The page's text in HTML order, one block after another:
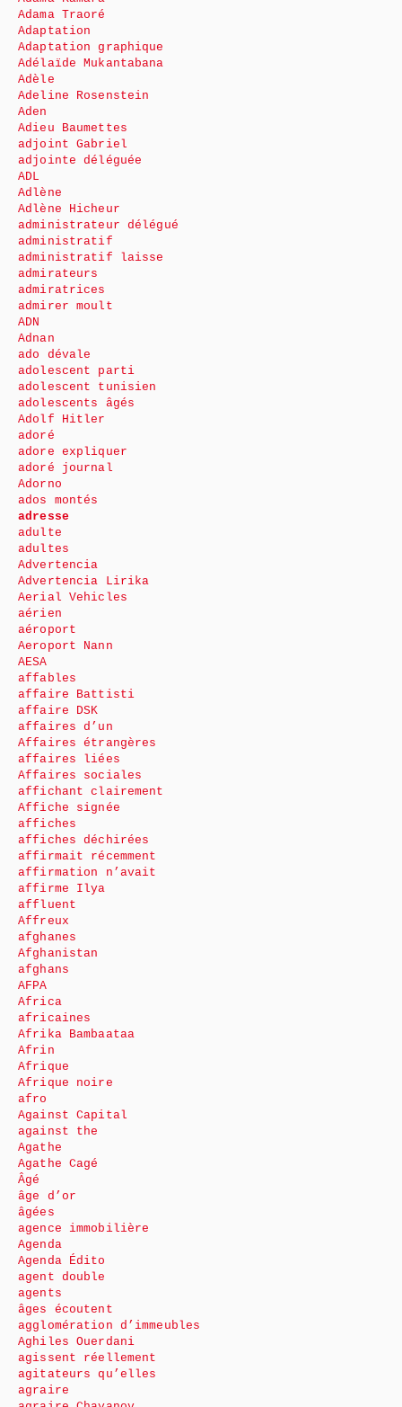
Adama Traoré
Adaptation
Adaptation graphique
Adélaïde Mukantabana
Adèle
Adeline Rosenstein
Aden
Adieu Baumettes
adjoint Gabriel
adjointe déléguée
ADL
Adlène
Adlène Hicheur
administrateur délégué
administratif
administratif laisse
admirateurs
admiratrices
admirer moult
ADN
Adnan
ado dévale
adolescent parti
adolescent tunisien
adolescents âgés
Adolf Hitler
adoré
adore expliquer
adoré journal
Adorno
ados montés
adresse
adulte
adultes
Advertencia
Advertencia Lirika
Aerial Vehicles
aérien
aéroport
Aeroport Nann
AESA
affables
affaire Battisti
affaire DSK
affaires d’un
Affaires étrangères
affaires liées
Affaires sociales
affichant clairement
Affiche signée
affiches
affiches déchirées
affirmait récemment
affirmation n’avait
affirme Ilya
affluent
Affreux
afghanes
Afghanistan
afghans
AFPA
Africa
africaines
Afrika Bambaataa
Afrin
Afrique
Afrique noire
afro
Against Capital
against the
Agathe
Agathe Cagé
Âgé
âge d’or
âgées
agence immobilière
Agenda
Agenda Édito
agent double
agents
âges écoutent
agglomération d’immeubles
Aghiles Ouerdani
agissent réellement
agitateurs qu’elles
agraire